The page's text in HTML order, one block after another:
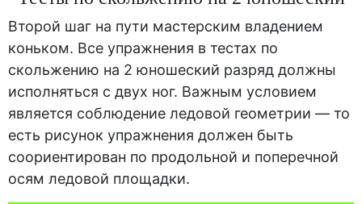
Второй шаг на пути мастерским владением
коньком. Все упражнения в тестах по
скольжению на 2 юношеский разряд должны
исполняться с двух ног. Важным условием
является соблюдение ледовой геометрии — то
есть рисунок упражнения должен быть
соориентирован по продольной и поперечной
осям ледовой площадки.